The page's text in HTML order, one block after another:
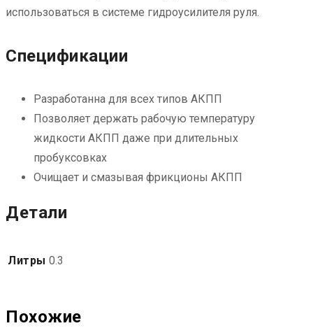
использоваться в системе гидроусилителя руля.
Спецификации
Разработанна для всех типов АКПП
Позволяет держать рабочую температуру
жидкости АКПП даже при длительных
пробуксовках
Очищает и смазывая фрикционы АКПП
Детали
Литры 0.3
Похожие